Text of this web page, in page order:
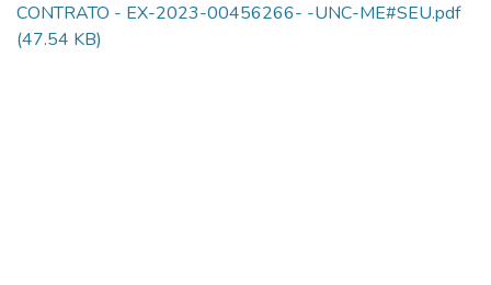
CONTRATO - EX-2023-00456266- -UNC-ME#SEU.pdf
(47.54 KB)